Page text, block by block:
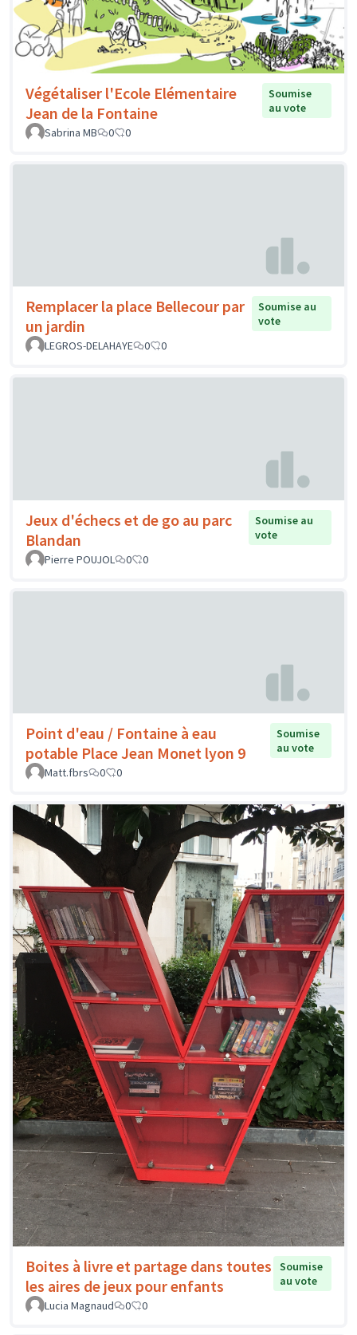
Végétaliser l'Ecole Elémentaire
Jean de la Fontaine
Soumise
au vote
Sabrina MB
0 0
Remplacer la place Bellecour par
un jardin
Soumise au
vote
LEGROS-DELAHAYE
0 0
Jeux d'échecs et de go au parc
Blandan
Soumise au
vote
Pierre POUJOL
0 0
Point d'eau / Fontaine à eau
potable Place Jean Monet lyon 9
Soumise
au vote
Matt.fbrs
0 0
Boites à livre et partage dans toutes
les aires de jeux pour enfants
Soumise
au vote
Lucia Magnaud
0 0